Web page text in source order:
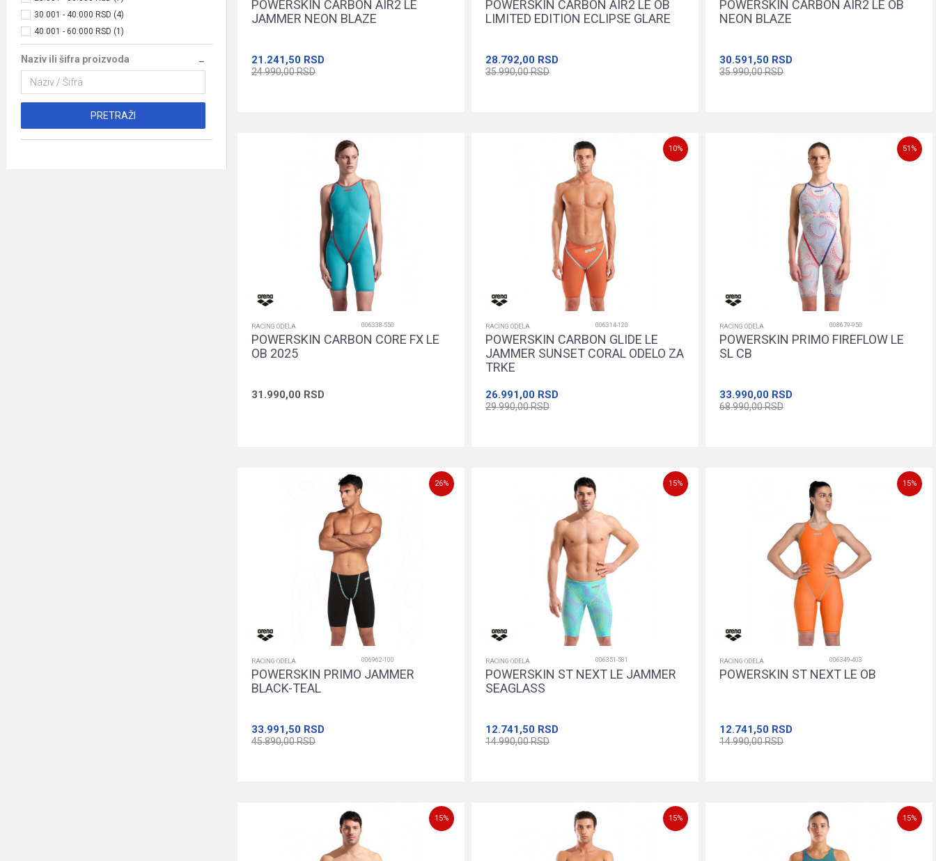
30.001 - 40.000 RSD (4)
40.001 - 60.000 RSD (1)
Naziv ili šifra proizvoda
PRETRAŽI
POWERSKIN CARBON AIR2 LE
JAMMER NEON BLAZE
21.241,50 RSD
24.990,00RSD
POWERSKIN CARBON AIR2 LE OB
LIMITED EDITION ECLIPSE GLARE
28.792,00 RSD
35.990,00RSD
POWERSKIN CARBON AIR2 LE OB
NEON BLAZE
30.591,50 RSD
35.990,00RSD
RACING ODELA 006338-550
POWERSKIN CARBON CORE FX LE
OB 2025
31.990,00 RSD
10%
RACING ODELA 006314-120
POWERSKIN CARBON GLIDE LE
JAMMER SUNSET CORAL ODELO ZA
TRKE
26.991,00 RSD
29.990,00RSD
51 %
RACING ODELA 008679-950
POWERSKIN PRIMO FIREFLOW LE
SL CB
33.990,00 RSD
68.990,00RSD
26%
RACING ODELA 006962-100
POWERSKIN PRIMO JAMMER
BLACK-TEAL
33.991,50 RSD
45.890,00RSD
15%
RACING ODELA 006351-581
POWERSKIN ST NEXT LE JAMMER
SEAGLASS
12.741,50 RSD
14.990,00RSD
15%
RACING ODELA 006349-403
POWERSKIN ST NEXT LE OB
12.741,50 RSD
14.990,00RSD
15% 15% 15%